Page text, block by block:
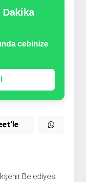
cebinize
Belediyesi